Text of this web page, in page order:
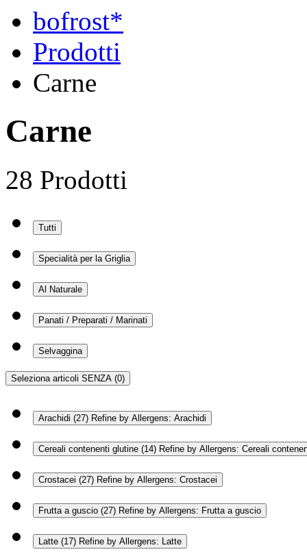
bofrost*
Prodotti
Carne
Carne
28 Prodotti
Tutti
Specialità per la Griglia
Al Naturale
Panati / Preparati / Marinati
Selvaggina
Seleziona articoli SENZA (0)
Arachidi (27) Refine by Allergens: Arachidi
Cereali contenenti glutine (14) Refine by Allergens: Cereali
Crostacei (27) Refine by Allergens: Crostacei
Frutta a guscio (27) Refine by Allergens: Frutta a guscio
Latte (17) Refine by Allergens: Latte